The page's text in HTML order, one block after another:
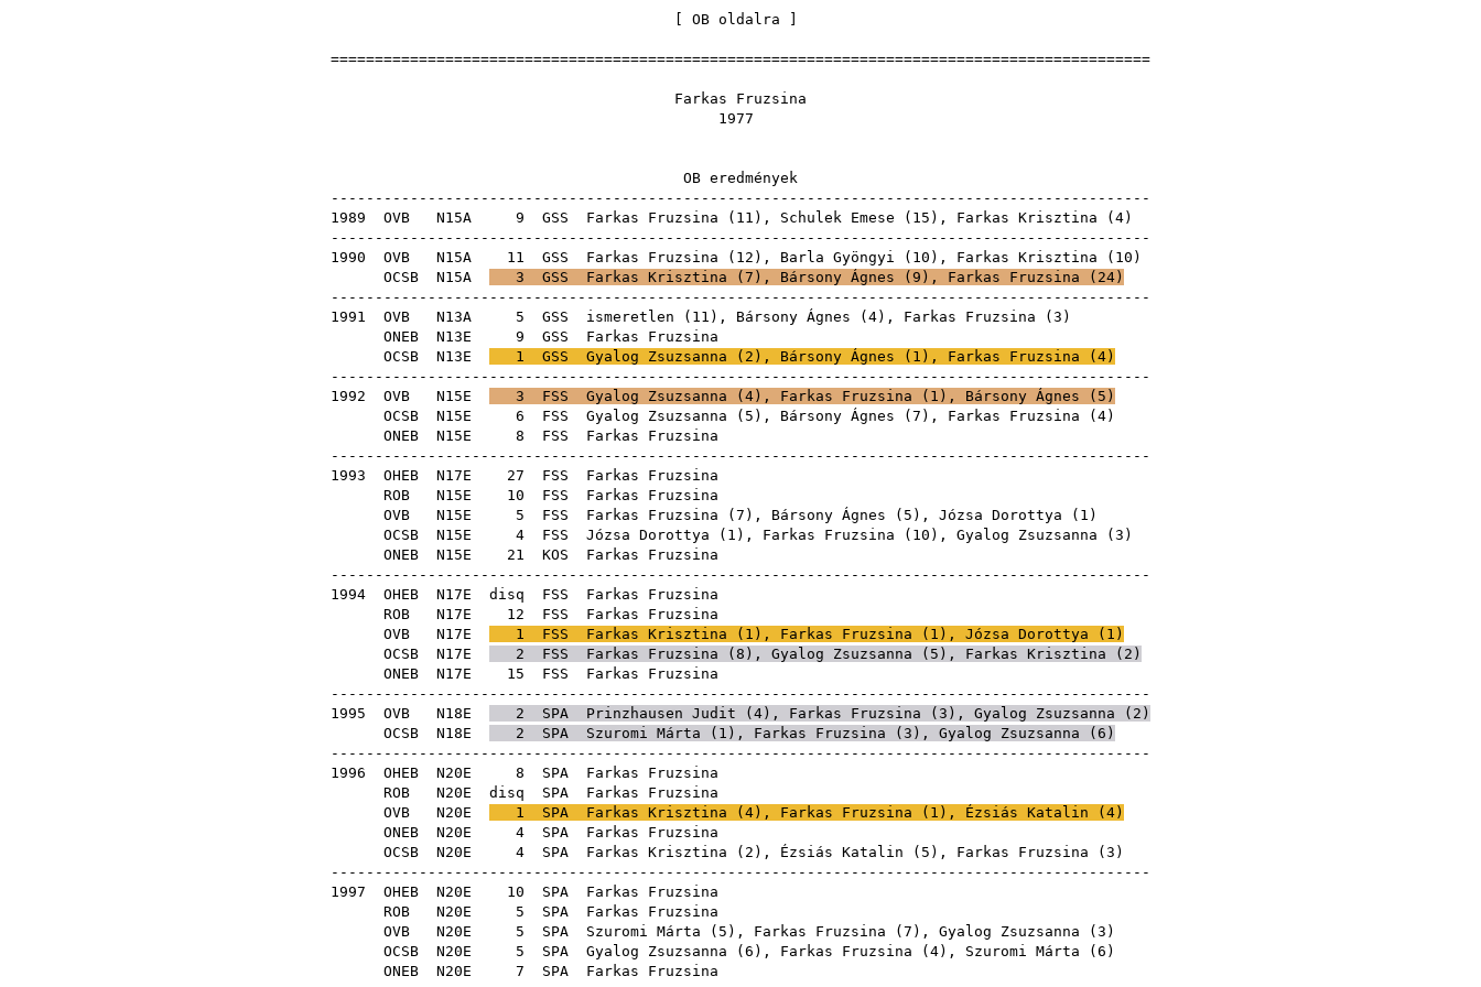
OB oldalra
=============================================================================================
Farkas Fruzsina
1977
OB eredmények
---------------------------------------------------------------------------------------------
1989 OVB N15A 9 GSS Farkas Fruzsina ( 11 ), Schulek Emese ( 15 ), Farkas Krisztina ( 4)
---------------------------------------------------------------------------------------------
1990 OVB N15A 11 GSS Farkas Fruzsina ( 12 ), Barla Gyöngyi ( 10 ), Farkas Krisztina ( 10 )
OCSB N15A 3 GSS Farkas Krisztina ( 7 ), Bársony Ágnes ( 9 ), Farkas Fruzsina ( 24 )
---------------------------------------------------------------------------------------------
1991 OVB N13A 5 GSS ismeretlen ( 11 ), Bársony Ágnes ( 4), Farkas Fruzsina ( 3 )
ONEB N13E 9 GSS Farkas Fruzsina
OCSB N13E 1 GSS Gyalog Zsuzsanna ( 2 ), Bársony Ágnes ( 1 ), Farkas Fruzsina ( 4)
---------------------------------------------------------------------------------------------
1992 OVB N15E 3 FSS Gyalog Zsuzsanna ( 4 ), Farkas Fruzsina ( 1 ), Bársony Ágnes ( 5 )
OCSB N15E 6 FSS Gyalog Zsuzsanna ( 5 ), Bársony Ágnes ( 7 ), Farkas Fruzsina ( 4)
ONEB N15E 8 FSS Farkas Fruzsina
---------------------------------------------------------------------------------------------
1993 OHEB N17E 27 FSS Farkas Fruzsina
ROB N15E 10 FSS Farkas Fruzsina
OVB N15E 5 FSS Farkas Fruzsina ( 7 ), Bársony Ágnes ( 5 ), Józsa Dorottya ( 1 )
OCSB N15E 4 FSS Józsa Dorottya ( 1 ), Farkas Fruzsina ( 10 ), Gyalog Zsuzsanna ( 3 )
ONEB N15E 21 KOS Farkas Fruzsina
---------------------------------------------------------------------------------------------
1994 OHEB N17E disq FSS Farkas Fruzsina
ROB N17E 12 FSS Farkas Fruzsina
OVB N17E 1 FSS Farkas Krisztina ( 1 ), Farkas Fruzsina ( 1 ), Józsa Dorottya ( 1 )
OCSB N17E 2 FSS Farkas Fruzsina ( 8 ), Gyalog Zsuzsanna ( 5 ), Farkas Krisztina ( 2 )
ONEB N17E 15 FSS Farkas Fruzsina
---------------------------------------------------------------------------------------------
1995 OVB N18E 2 SPA Prinzhausen Judit ( 4 ), Farkas Fruzsina ( 3 ), Gyalog Zsuzsanna ( 2 )
OCSB N18E 2 SPA Szuromi Márta ( 1 ), Farkas Fruzsina ( 3 ), Gyalog Zsuzsanna ( 6 )
---------------------------------------------------------------------------------------------
1996 OHEB N20E 8 SPA Farkas Fruzsina
ROB N20E disq SPA Farkas Fruzsina
OVB N20E 1 SPA Farkas Krisztina ( 4), Farkas Fruzsina ( 1 ), Ézsiás Katalin ( 4)
ONEB N20E 4 SPA Farkas Fruzsina
OCSB N20E 4 SPA Farkas Krisztina ( 2 ), Ézsiás Katalin ( 5 ), Farkas Fruzsina ( 3 )
---------------------------------------------------------------------------------------------
1997 OHEB N20E 10 SPA Farkas Fruzsina
ROB N20E 5 SPA Farkas Fruzsina
OVB N20E 5 SPA Szuromi Márta ( 5 ), Farkas Fruzsina ( 7 ), Gyalog Zsuzsanna ( 3 )
OCSB N20E 5 SPA Gyalog Zsuzsanna ( 6 ), Farkas Fruzsina ( 4), Szuromi Márta ( 6 )
ONEB N20E 7 SPA Farkas Fruzsina